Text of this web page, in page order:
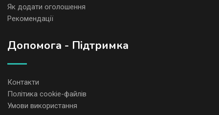
Як додати оголошення
Рекомендації
Допомога - Підтримка
Контакти
Політика cookie-файлів
Умови використання